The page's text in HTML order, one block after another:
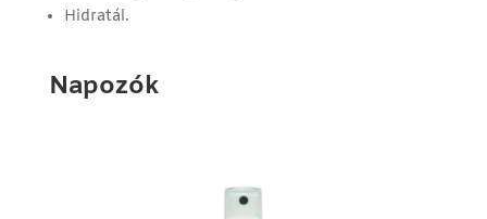
Hidratál.
Napozók